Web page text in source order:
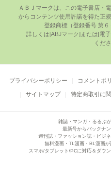
ＡＢＪマークは、この電⼦書店・
からコンテンツ使⽤許諾を得た正
登録商標（登録番号 第６
くだ
プライバシーポリシー コメントポ
サイトマップ
特定商取引に
雑誌・マンガ・るるぶ
最新号からバックナ
週刊誌・ファッション誌・ビジ
無料漫画・TL漫画・BL漫画が
スマホ/タブレット/PCに対応＆ダウ